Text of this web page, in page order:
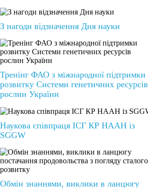
З нагоди відзначення Дня науки
Тренінг ФАО з міжнародної підтримки
розвитку Системи генетичних ресурсів
рослин України
Наукова співпраця ІСГ КР НААН із
SGGW
Обмін знаннями, виклики в ланцюгу